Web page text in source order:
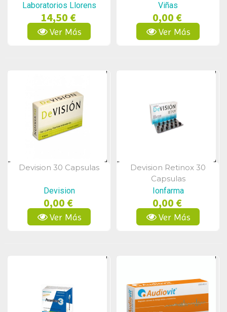
Laboratorios Llorens
14,50 €
Ver Más
Viñas
0,00 €
Ver Más
Vista Rápida
Devision 30 Capsulas
Devision
0,00 €
Ver Más
Vista Rápida
Devision Retinox 30
Capsulas
Ionfarma
0,00 €
Ver Más